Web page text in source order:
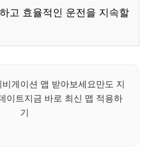
고 효율적인 운전을 지속할
비게이션 맵 받아보세요만도 지
이트지금 바로 최신 맵 적용하
기